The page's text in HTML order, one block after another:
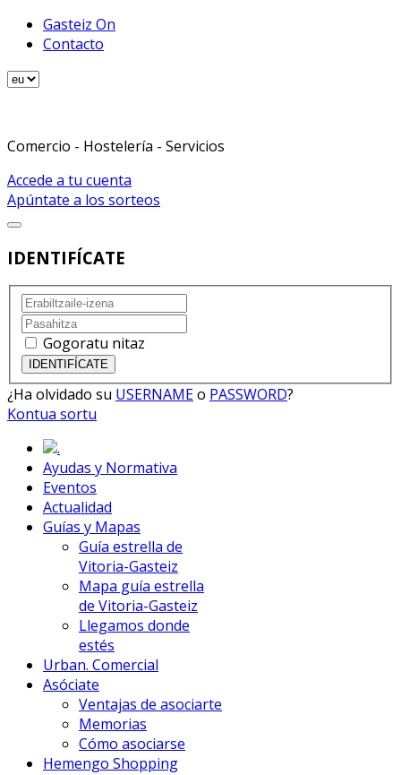
Gasteiz On
Contacto
Comercio - Hostelería - Servicios
Accede a tu cuenta
Apúntate a los sorteos
IDENTIFÍCATE
Gogoratu nitaz
¿Ha olvidado su USERNAMEo PASSWORD?
Kontua sortu
.
Ayudas y Normativa
Eventos
Actualidad
Guías y Mapas
Guía estrella de
Vitoria-Gasteiz
Mapa guía estrella
de Vitoria-Gasteiz
Llegamos donde
estés
Urban. Comercial
Asóciate
Ventajas de asociarte
Memorias
Cómo asociarse
Hemengo Shopping